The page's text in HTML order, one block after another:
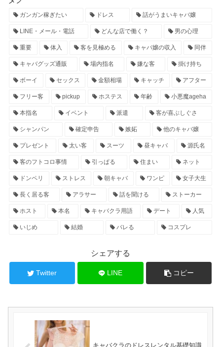
ガンガン稼ぎたい ドレス 話がうまいキャバ嬢
LINE・メール・電話 どんな店で働く？ 男の心理
重要 体入 客を見極める キャバ嬢の収入 同伴
キャバグッズ通販 場内指名 嫌な客 掛け持ち
ボーイ セックス 金額相場 キャッチ アフター
フリー客 pickup ホステス 年齢 小悪魔ageha
本指名 イベント 派遣 客が喜ぶしぐさ
シャンパン 確定申告 嫉妬 他のキャバ嬢
プレゼント 太い客 スーツ 昼キャバ 源氏名
客のフトコロ事情 引っぱる 住まい ネット
ドンペリ ストレス 朝キャバ ワンピ 女子大生
長く居る客 アラサー 話を聞ける ストーカー
ホスト 本名 キャバクラ用語 デート 人気
いじめ 結婚 バレる コスプレ
シェアする
Twitter LINE コピー
キャバクラのドレスレンタル基礎知識